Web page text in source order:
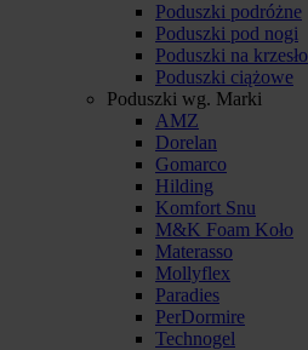
Poduszki podróżne
Poduszki pod nogi
Poduszki na krzesło
Poduszki ciążowe
Poduszki wg. Marki
AMZ
Dorelan
Gomarco
Hilding
Komfort Snu
M&K Foam Koło
Materasso
Mollyflex
Paradies
PerDormire
Technogel